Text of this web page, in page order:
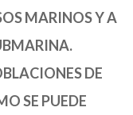
MARINOS Y A
DE
SE PUEDE